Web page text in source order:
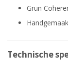
Grun
Technische